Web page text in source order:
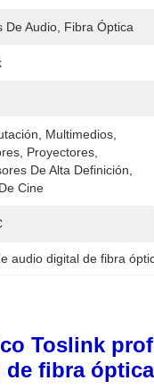
De Audio, Fibra Óptica
Multimedios,
Proyectores,
De Alta Definición,
Cine
audio digital de fibra
Toslink
fibra